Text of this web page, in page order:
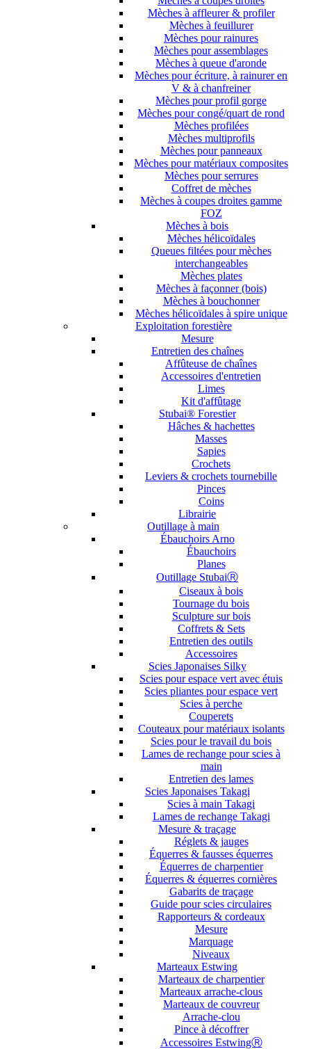
Mèches à affleurer & profiler
Mèches à feuillurer
Mèches pour rainures
Mèches pour assemblages
Mèches à queue d'aronde
Mèches pour écriture, à rainurer en
V & à chanfreiner
Mèches pour profil gorge
Mèches pour congé/quart de rond
Mèches profilées
Mèches multiprofils
Mèches pour panneaux
Mèches pour matériaux composites
Mèches pour serrures
Coffret de mèches
Mèches à coupes droites gamme
FOZ
Mèches à bois
Mèches hélicoïdales
Queues filtées pour mèches
interchangeables
Mèches plates
Mèches à façonner (bois)
Mèches à bouchonner
Mèches hélicoïdales à spire unique
Exploitation forestière
Mesure
Entretien des chaînes
Affûteuse de chaînes
Accessoires d'entretien
Limes
Kit d'affûtage
Stubai® Forestier
Hâches & hachettes
Masses
Sapies
Crochets
Leviers & crochets tournebille
Pinces
Coins
Librairie
Outillage à main
Ébauchoirs Arno
Ébauchoirs
Planes
Outillage StubaiⓇ
Ciseaux à bois
Tournage du bois
Sculpture sur bois
Coffrets & Sets
Entretien des outils
Accessoires
Scies Japonaises Silky
Scies pour espace vert avec étuis
Scies pliantes pour espace vert
Scies à perche
Couperets
Couteaux pour matériaux isolants
Scies pour le travail du bois
Lames de rechange pour scies à
main
Entretien des lames
Scies Japonaises Takagi
Scies à main Takagi
Lames de rechange Takagi
Mesure & traçage
Réglets & jauges
Équerres & fausses équerres
Équerres de charpentier
Équerres & équerres cornières
Gabarits de traçage
Guide pour scies circulaires
Rapporteurs & cordeaux
Mesure
Marquage
Niveaux
Marteaux Estwing
Marteaux de charpentier
Marteaux arrache-clous
Marteaux de couvreur
Arrache-clou
Pince à décoffrer
Accessoires EstwingⓇ